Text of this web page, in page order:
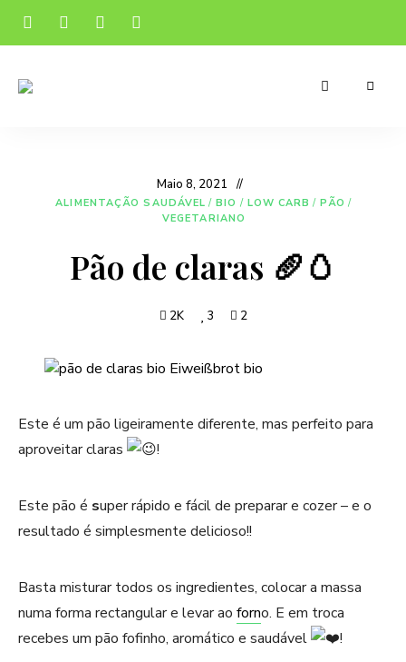
Maio 8, 2021
ALIMENTAÇÃO SAUDÁVEL / BIO / LOW CARB / PÃO /
VEGETARIANO
Pão de claras 🥖🥚
2K 3 2
Este é um pão ligeiramente diferente, mas perfeito para
aproveitar claras
!
Este pão é super rápido e fácil de preparar e cozer – e o
resultado é simplesmente delicioso!!
Basta misturar todos os ingredientes, colocar a massa
numa forma rectangular e levar ao forno. E em troca
recebes um pão fofinho, aromático e saudável
!